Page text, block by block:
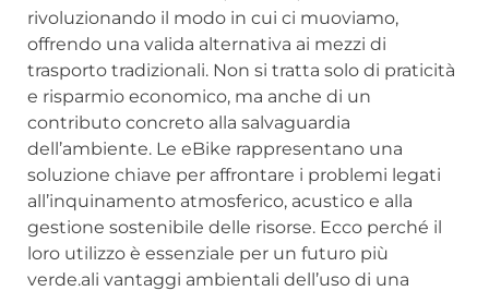
rivoluzionando il modo in cui ci muoviamo,
offrendo una valida alternativa ai mezzi di
trasporto tradizionali. Non si tratta solo di praticità
e risparmio economico, ma anche di un
contributo concreto alla salvaguardia
dell’ambiente. Le eBike rappresentano una
soluzione chiave per affrontare i problemi legati
all’inquinamento atmosferico, acustico e alla
gestione sostenibile delle risorse. Ecco perché il
loro utilizzo è essenziale per un futuro più
verde.ali vantaggi ambientali dell’uso di una